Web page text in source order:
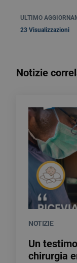
ULTIMO
23 Visualizzazioni
Notizie
NOTIZIE
Un
chirurgia